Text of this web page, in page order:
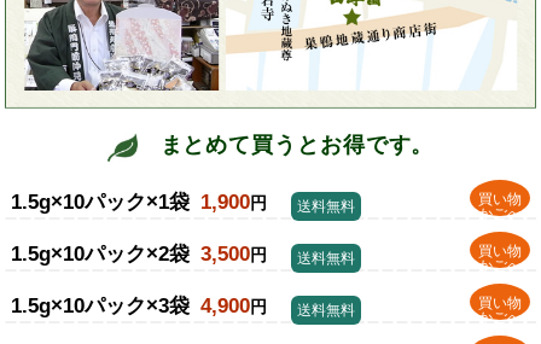
まとめて買うとお得です。
1.5g×10パック×1袋 1,900円
買い物
かごへ
送料無料
1.5g×10パック×2袋 3,500円
買い物
かごへ
送料無料
1.5g×10パック×3袋 4,900円
買い物
かごへ
送料無料